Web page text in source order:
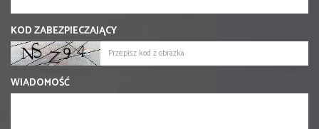
KOD ZABEZPIECZAJĄCY
WIADOMOŚĆ